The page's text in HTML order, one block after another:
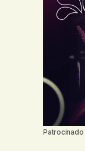
Patrocinado